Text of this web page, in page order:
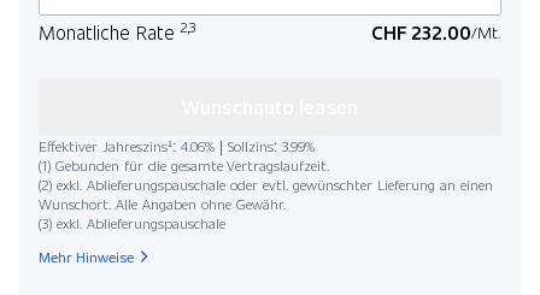
Effektiver Jahreszins¹: 4.06% | Sollzins: 3.99%
(1) Gebunden für die gesamte Vertragslaufzeit.
(2) exkl. Ablieferungspauschale oder evtl. gewünschter Lieferung an einen
Wunschort. Alle Angaben ohne Gewähr.
(3) exkl. Ablieferungspauschale
Monatliche Rate 2,3 CHF 232.00/Mt.
Mehr Hinweise